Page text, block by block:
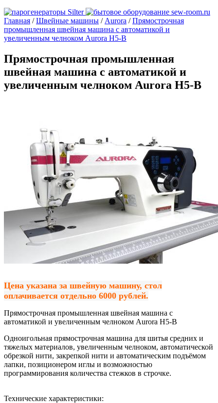
Главная /Швейные машины / Aurora /Прямострочная
промышленная швейная машина с автоматикой и
увеличенным челноком Aurora H5-B
Прямострочная промышленная
швейная машина с автоматикой и
увеличенным челноком Aurora H5-B
Цена указана за швейную машину, стол
оплачивается отдельно 6000 рублей.
Прямострочная промышленная швейная машина с
автоматикой и увеличенным челноком Aurora H5-B
Одноигольная прямострочная машина для шитья средних и
тяжелых материалов, увеличенным челноком, автоматической
обрезкой нити, закрепкой нити и автоматическим подъёмом
лапки, позиционером иглы и возможностью
программирования количества стежков в строчке.
Технические характеристики: